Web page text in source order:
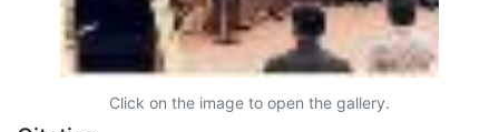
Click on the image to open the gallery.